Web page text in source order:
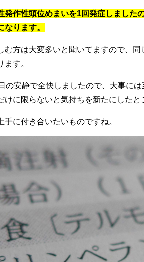
発作性頭位めまいを1回発症しました
なります。
む方は大変多いと聞いてますので、
ます。
の安静で全快しましたので、大事に
けに限らないと気持ちを新たにしたと
手に付き合いたいものですね。